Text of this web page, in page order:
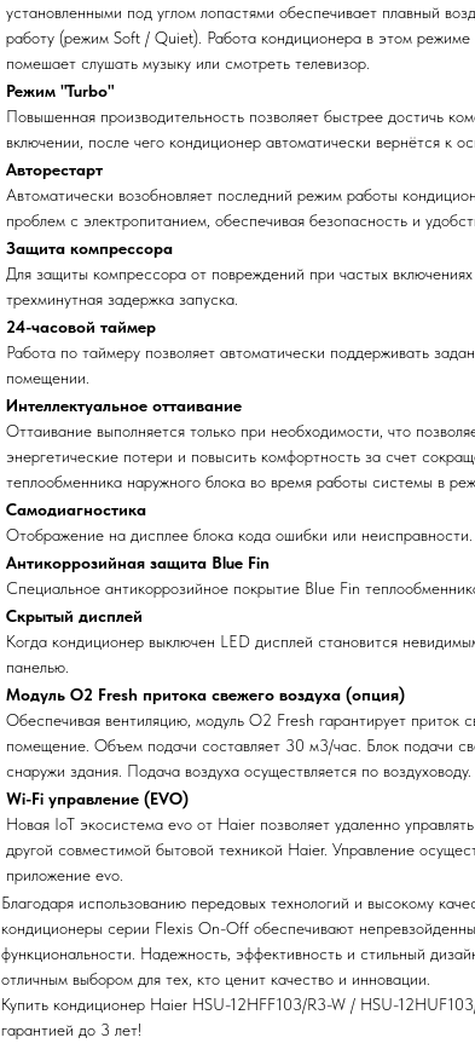
установленными под углом лопастями обеспечивает плавный
работу (режим Soft / Quiet). Работа кондиционера в этом
помешает слушать музыку или смотреть телевизор.
Режим "Turbo"
Повышенная производительность позволяет быстрее достичь
включении, после чего кондиционер автоматически вернётся к
Авторестарт
Автоматически возобновляет последний режим работы
проблем с электропитанием, обеспечивая безопасность и
Защита компрессора
Для защиты компрессора от повреждений при частых
трехминутная задержка запуска.
24-часовой таймер
Работа по таймеру позволяет автоматически поддерживать
помещении.
Интеллектуальное оттаивание
Оттаивание выполняется только при необходимости, что
энергетические потери и повысить комфортность за счет
теплообменника наружного блока во время работы системы в
Самодиагностика
Отображение на дисплее блока кода ошибки или неисправности.
Антикоррозийная защита Blue Fin
Специальное антикоррозийное покрытие Blue Fin
Скрытый дисплей
Когда кондиционер выключен LED дисплей становится
панелью.
Модуль O2 Fresh притока свежего воздуха (опция)
Обеспечивая вентиляцию, модуль O2 Fresh гарантирует приток
помещение. Объем подачи составляет 30 м3/час. Блок подачи
снаружи здания. Подача воздуха осуществляется по воздуховоду.
Wi-Fi управление (EVO)
Новая IoT экосистема evo от Haier позволяет удаленно
другой совместимой бытовой техникой Haier. Управление
приложение evo.
Благодаря использованию передовых технологий и высокому
кондиционеры серии Flexis On-Off обеспечивают
функциональности. Надежность, эффективность и стильный
отличным выбором для тех, кто ценит качество и инновации.
Купить кондиционер Haier HSU-12HFF103/R3-W / HSU-
гарантией до 3 лет!